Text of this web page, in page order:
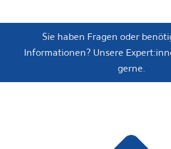
Sie haben Fragen oder
Informationen? Unsere
gerne.